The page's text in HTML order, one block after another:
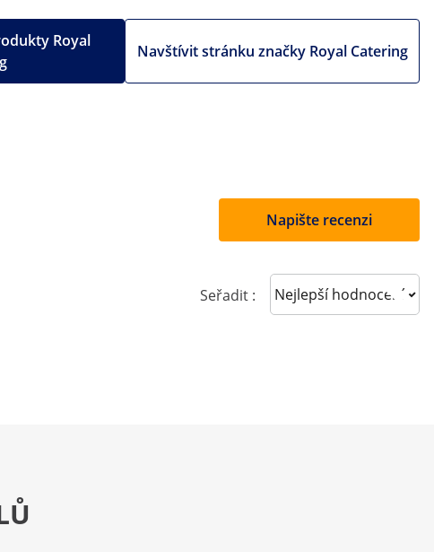
Navštívit stránku značky Royal Catering
Royal
Napište recenzi
Seřadit : Sort reviews